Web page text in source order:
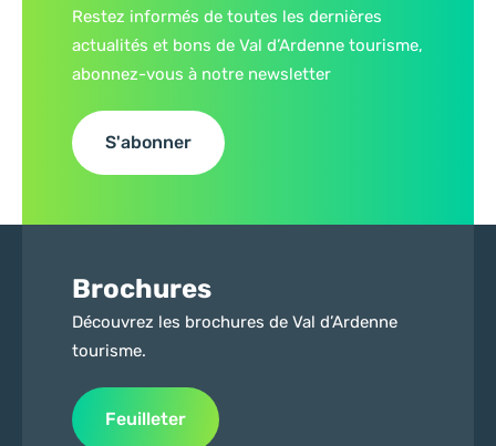
Restez informés de toutes les dernières
actualités et bons de Val d’Ardenne tourisme,
abonnez-vous à notre newsletter
S'abonner
Brochures
Découvrez les brochures de Val d’Ardenne
tourisme.
Feuilleter